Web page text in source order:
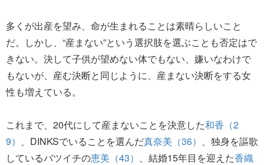
多くが出産を望み、命が生まれることは素晴らしいこと
だ。しかし、“産まない”という選択肢を選ぶことも否定はで
きない。決して子供が望めない体でもない、嫌いなわけで
もないが、産む決断と同じように、産まない決断をする女
性も増えている。
これまで、20代にして産まないことを決意した和香（2
9）
、DINKSでいることを選んだ真奈美（36）
、独身を謳歌
しているバツイチの恵美（43） 、結婚15年目を迎えた香織